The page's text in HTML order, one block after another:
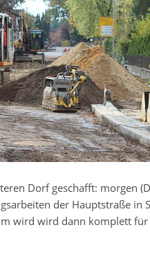
Dorf geschafft: morgen
der Hauptstraße in
wird wird dann komplett für